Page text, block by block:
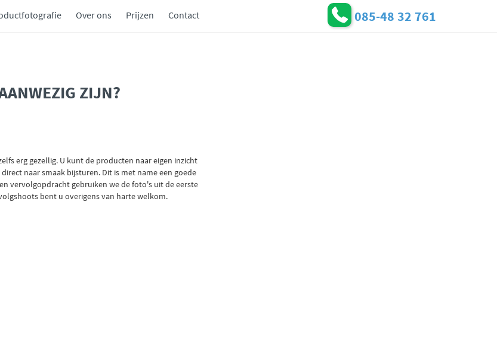
Over ons Prijzen Contact 085-48 32 761
ZIJN?
erg gezellig. U kunt de producten naar eigen inzicht
naar smaak bijsturen. Dit is met name een goede
vervolgopdracht gebruiken we de foto's uit de eerste
bent u overigens van harte welkom.